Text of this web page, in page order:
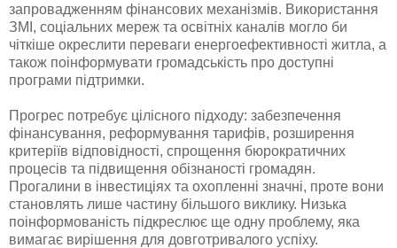
запровадженням фінансових механізмів. Використання
ЗМІ, соціальних мереж та освітніх каналів могло би
чіткіше окреслити переваги енергоефективності житла, а
також поінформувати громадськість про доступні
програми підтримки.
Прогрес потребує цілісного підходу: забезпечення
фінансування, реформування тарифів, розширення
критеріїв відповідності, спрощення бюрократичних
процесів та підвищення обізнаності громадян.
Прогалини в інвестиціях та охопленні значні, проте вони
становлять лише частину більшого виклику. Низька
поінформованість підкреслює ще одну проблему, яка
вимагає вирішення для довготривалого успіху.